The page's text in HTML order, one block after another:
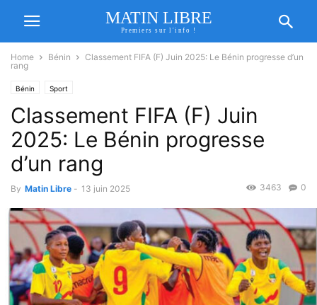
MATIN LIBRE
Premiers sur l'info !
Home Bénin
Classement FIFA (F) Juin 2025: Le Bénin progresse d’un
rang
Bénin Sport
Classement FIFA (F) Juin
2025: Le Bénin progresse
d’un rang
By Matin Libre - 13 juin 2025 0
3463